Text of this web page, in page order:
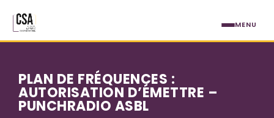
PLAN DE FRÉQUENCES :
AUTORISATION D’ÉMETTRE –
PUNCHRADIO ASBL
MENU